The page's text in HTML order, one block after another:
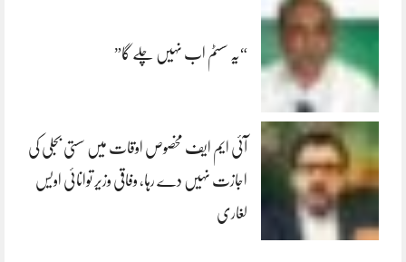
“یہ سسٹم اب نہیں چلے گا”
آئی ایم ایف مخصوص اوقات میں سستی بجلی کی
اجازت نہیں دے رہا، وفاقی وزیر توانائی اویس
لغاری